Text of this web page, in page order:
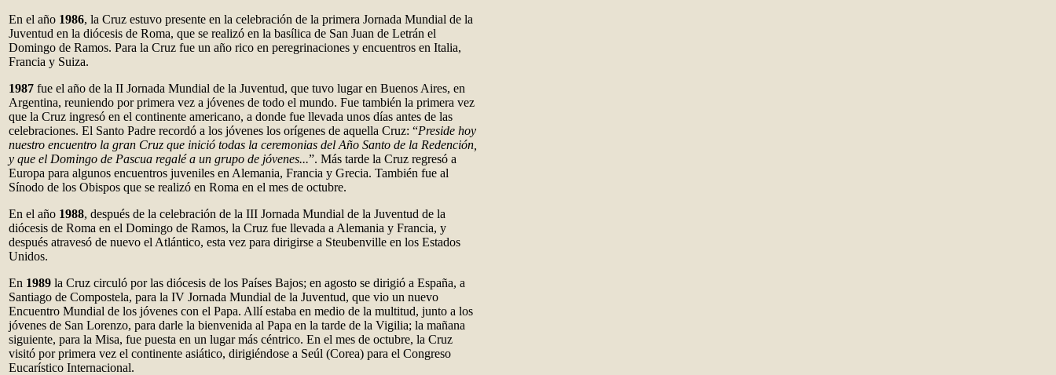
En el año 1986, la Cruz estuvo presente en la celebración de la primera Jornada Mundial de la
Juventud en la diócesis de Roma, que se realizó en la basílica de San Juan de Letrán el
Domingo de Ramos. Para la Cruz fue un año rico en peregrinaciones y encuentros en Italia,
Francia y Suiza.
1987 fue el año de la II Jornada Mundial de la Juventud, que tuvo lugar en Buenos Aires, en
Argentina, reuniendo por primera vez a jóvenes de todo el mundo. Fue también la primera vez
que la Cruz ingresó en el continente americano, a donde fue llevada unos días antes de las
celebraciones. El Santo Padre recordó a los jóvenes los orígenes de aquella Cruz: “Preside hoy
nuestro encuentro la gran Cruz que inició todas la ceremonias del Año Santo de la Redención,
y que el Domingo de Pascua regalé a un grupo de jóvenes...”. Más tarde la Cruz regresó a
Europa para algunos encuentros juveniles en Alemania, Francia y Grecia. También fue al
Sínodo de los Obispos que se realizó en Roma en el mes de octubre.
En el año 1988, después de la celebración de la III Jornada Mundial de la Juventud de la
diócesis de Roma en el Domingo de Ramos, la Cruz fue llevada a Alemania y Francia, y
después atravesó de nuevo el Atlántico, esta vez para dirigirse a Steubenville en los Estados
Unidos.
En 1989 la Cruz circuló por las diócesis de los Países Bajos; en agosto se dirigió a España, a
Santiago de Compostela, para la IV Jornada Mundial de la Juventud, que vio un nuevo
Encuentro Mundial de los jóvenes con el Papa. Allí estaba en medio de la multitud, junto a los
jóvenes de San Lorenzo, para darle la bienvenida al Papa en la tarde de la Vigilia; la mañana
siguiente, para la Misa, fue puesta en un lugar más céntrico. En el mes de octubre, la Cruz
visitó por primera vez el continente asiático, dirigiéndose a Seúl (Corea) para el Congreso
Eucarístico Internacional.